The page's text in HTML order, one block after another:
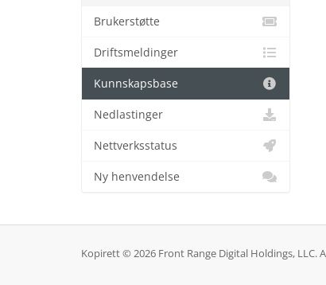
Brukerstøtte
Driftsmeldinger
Kunnskapsbase
Nedlastinger
Nettverksstatus
Ny henvendelse
Kopirett © 2026 Front Range Digital Holdings, LLC.